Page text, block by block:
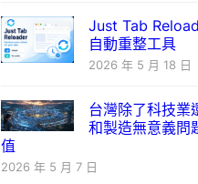
Just Tab
自動重整工具
2026 年 5 月 18 日
台灣除了科技業
和製造無意義問
值
2026 年 5 月 7 日